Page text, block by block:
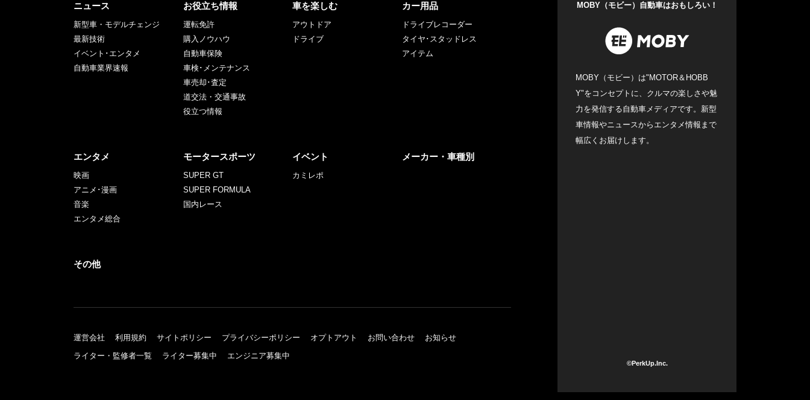
ニュース
新型車・モデルチェンジ
最新技術
イベント･エンタメ
自動車業界速報
お役立ち情報
運転免許
購入ノウハウ
自動車保険
車検･メンテナンス
車売却･査定
道交法・交通事故
役立つ情報
車を楽しむ
アウトドア
ドライブ
カー用品
ドライブレコーダー
タイヤ･スタッドレス
アイテム
エンタメ
映画
アニメ･漫画
音楽
エンタメ総合
モータースポーツ
SUPER GT
SUPER FORMULA
国内レース
イベント
カミレポ
メーカー・車種別
その他
運営会社 利用規約 サイトポリシー プライバシーポリシー オプトアウト お問い合わせ
お知らせ
ライター・監修者一覧
ライター募集中 エンジニア募集中
MOBY（モビー）自動車はおもしろい！
MOBY（モビー）は"MOTOR＆HOBB
Y"をコンセプトに、クルマの楽しさや魅
力を発信する自動車メディアです。新型
車情報やニュースからエンタメ情報まで
幅広くお届けします。
©PerkUp.Inc.